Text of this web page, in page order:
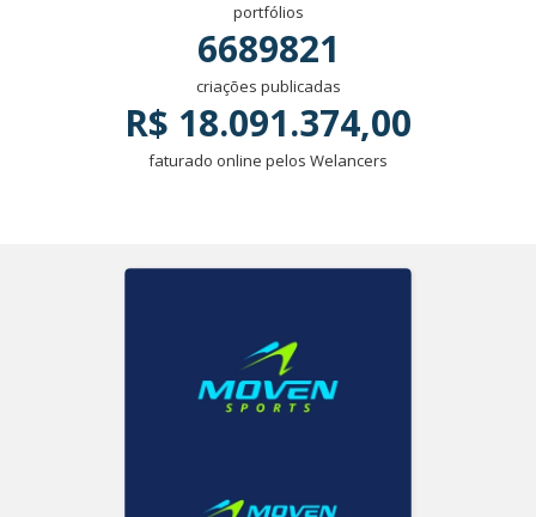
portfólios
6689821
criações publicadas
R$ 18.091.374,00
faturado online pelos Welancers